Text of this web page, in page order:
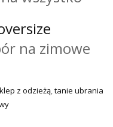
na zimowe
z odzieżą tanie ubrania